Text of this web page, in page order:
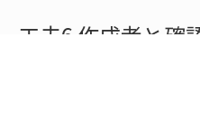
工夫6 作成者と確